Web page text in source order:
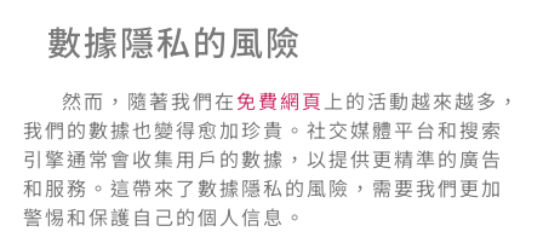
數據隱私的風險
然而，隨著我們在免費網頁上的活動越來越多，
我們的數據也變得愈加珍貴。社交媒體平台和搜索
引擎通常會收集用戶的數據，以提供更精準的廣告
和服務。這帶來了數據隱私的風險，需要我們更加
警惕和保護自己的個人信息。